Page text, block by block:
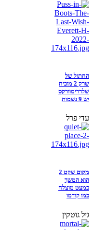
החתול של
שרק 2 מוכיח
שלדרימוורקס
יש 9 נשמות
עדי פרל
מקום שקט 2
הוא המשך
כמעט מוצלח
כמו קודמו
גיל גוטקין